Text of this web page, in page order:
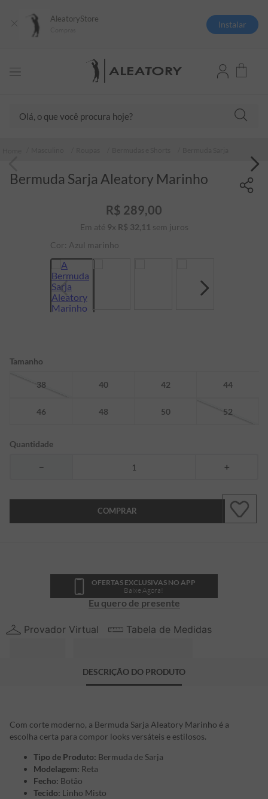
AleatoryStore
Instalar
Bermuda Sarja Aleatory Marinho
R$ 289,00
Em até 9x R$ 32,11 sem juros
Cor: Azul marinho
Tamanho
38 40 42 44
46 48 50 52
Quantidade
＋
－
COMPRAR
OFERTAS EXCLUSIVAS NO APP
Baixe Agora!
Eu quero de presente
Provador Virtual Tabela de Medidas
DESCRIÇÃO DO PRODUTO
Com corte moderno, a Bermuda Sarja Aleatory Marinho é a
escolha certa para compor looks versáteis e estilosos.
Tipo de Produto: Bermuda de Sarja
Modelagem: Reta
Fecho: Botão
Tecido: Linho Misto
2º
camiseta listrada
4
camiseta